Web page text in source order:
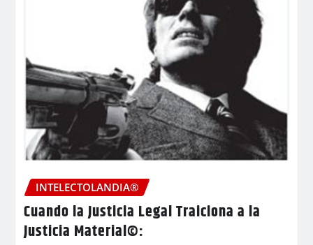
INTELECTOLANDIA®
Cuando la Justicia Legal Traiciona a la
Justicia Material©: